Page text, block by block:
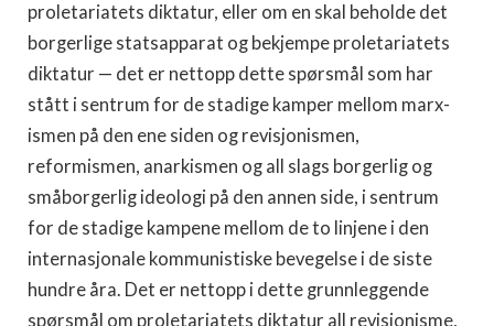
proletariatets diktatur, eller om en skal beholde det
borgerlige statsapparat og bekjempe prole­tariatets
diktatur — det er nettopp dette spørsmål som har
stått i sentrum for de stadige kamper mellom marx­
ismen på den ene siden og revisjonismen,
reformismen, anarkismen og all slags borgerlig og
småborgerlig ideo­logi på den annen side, i sentrum
for de stadige kampene mellom de to linjene i den
internasjonale kommunis­tiske bevegelse i de siste
hundre åra. Det er nettopp i dette grunnleggende
spørsmål om proletariatets dikta­tur all revisjonisme,